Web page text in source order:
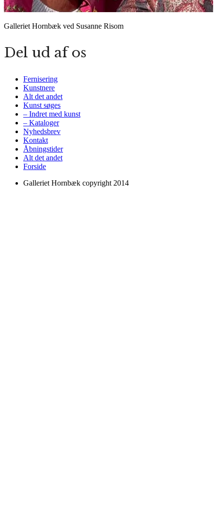
Galleriet Hornbæk ved Susanne Risom
Del ud af os
Fernisering
Kunstnere
Alt det andet
Kunst søges
– Indret med kunst
– Kataloger
Nyhedsbrev
Kontakt
Åbningstider
Alt det andet
Forside
Galleriet Hornbæk copyright 2014